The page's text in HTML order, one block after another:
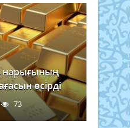
нарығының
өсірді
73